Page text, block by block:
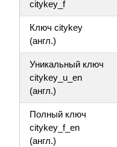
citykey_f
Ключ citykey
(англ.)
Уникальный ключ
citykey_u_en
(англ.)
Полный ключ
citykey_f_en
(англ.)